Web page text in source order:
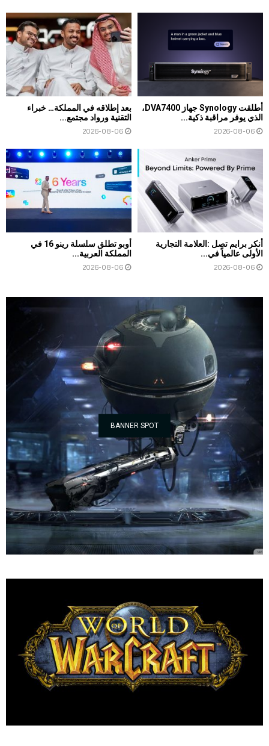
أطلقت Synology جهاز DVA7400،
الذي يوفر مراقبة ذكية...
2026-08-06
بعد إطلاقه في المملكة… خبراء
التقنية ورواد مجتمع...
2026-08-06
أنكر برايم تصل :العلامة التجارية
الأولى عالمياً في...
2026-08-06
أوبو تطلق سلسلة رينو 16 في
المملكة العربية...
2026-08-06
BANNER SPOT